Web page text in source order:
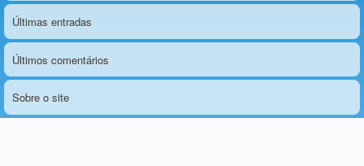
Últimas entradas
Últimos comentários
Sobre o site